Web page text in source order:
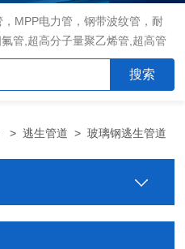
MPP电力管，钢带波纹管，耐
管,超高分子量聚乙烯管,超高管
>逃生管道 >玻璃钢逃生管道